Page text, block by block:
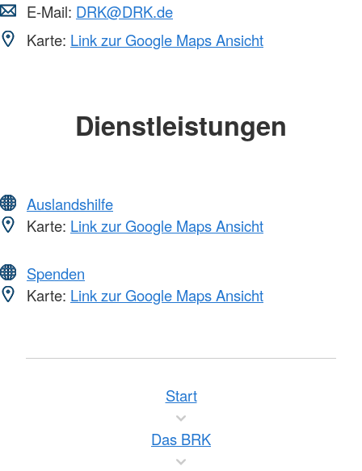
E-Mail: DRK@DRK.de
Karte: Link zur Google Maps Ansicht
Dienstleistungen
Auslandshilfe
Karte: Link zur Google Maps Ansicht
Spenden
Karte: Link zur Google Maps Ansicht
Start
Das BRK